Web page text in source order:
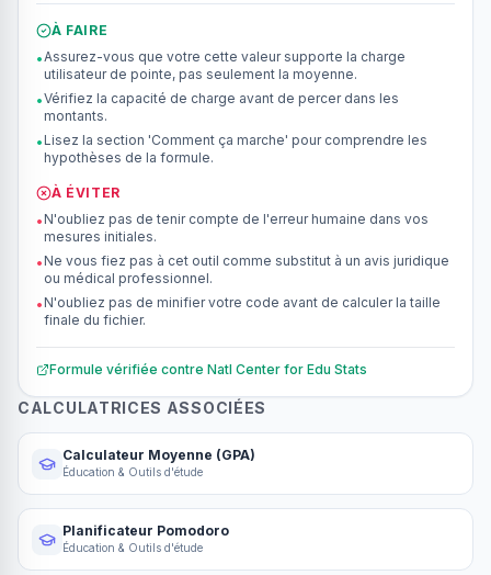
À FAIRE
•Assurez-vous que votre cette valeur supporte la charge
utilisateur de pointe, pas seulement la moyenne.
•Vérifiez la capacité de charge avant de percer dans les
montants.
• Lisez la section 'Comment ça marche' pour comprendre les
hypothèses de la formule.
À ÉVITER
• N'oubliez pas de tenir compte de l'erreur humaine dans vos
mesures initiales.
• Ne vous fiez pas à cet outil comme substitut à un avis juridique
ou médical professionnel.
• N'oubliez pas de minifier votre code avant de calculer la taille
finale du fichier.
Formule vérifiée contre Natl Center for Edu Stats
CALCULATRICES ASSOCIÉES
Calculateur Moyenne (GPA)
Éducation & Outils d'étude
Planificateur Pomodoro
Éducation & Outils d'étude